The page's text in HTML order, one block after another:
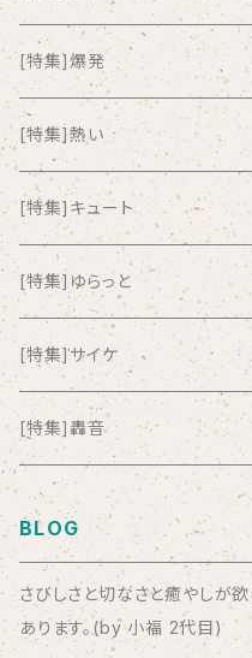
ALL ITEM 10 TIMES
Amia Calva
Amsterdamned
ANYO
And Summer Club
anticlockwise
Aysula
Bad Operation
Bagus!
[特集]爆発
[特集]熱い
[特集]キュート
[特集]ゆらっと
[特集]サイケ
[特集]轟音
BLOG
さびしさと切なさと癒やしが
あります。(by 小福 2代目)